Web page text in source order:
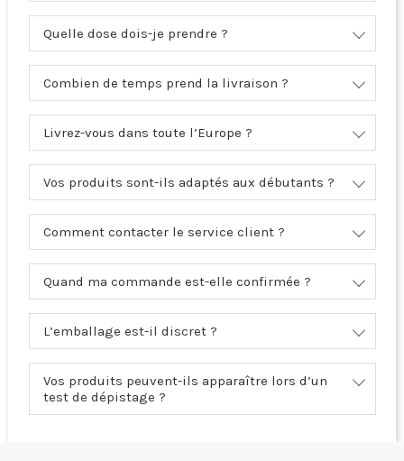
Quelle dose dois-je prendre ?
Combien de temps prend la livraison ?
Livrez-vous dans toute l’Europe ?
Vos produits sont-ils adaptés aux débutants ?
Comment contacter le service client ?
Quand ma commande est-elle confirmée ?
L’emballage est-il discret ?
Vos produits peuvent-ils apparaître lors d’un
test de dépistage ?